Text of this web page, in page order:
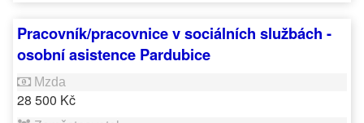
Pracovník/pracovnice v sociálních službách -
osobní asistence Pardubice
28 500 Kč